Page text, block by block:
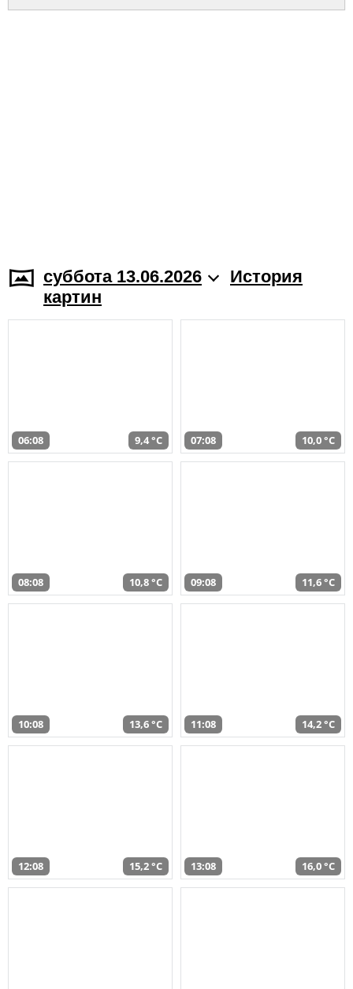
суббота 13.06.2026
История
картин
06:08 9,4 °C 07:08 10,0 °C
08:08 10,8 °C 09:08 11,6 °C
10:08 13,6 °C 11:08 14,2 °C
12:08 15,2 °C 13:08 16,0 °C